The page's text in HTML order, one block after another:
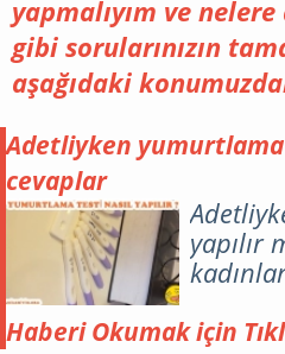
yapmalıyım ve
gibi sorularınızın
aşağıdaki
Adetliyken yumurtlama
cevaplar
yapılır
Haberi Okumak için